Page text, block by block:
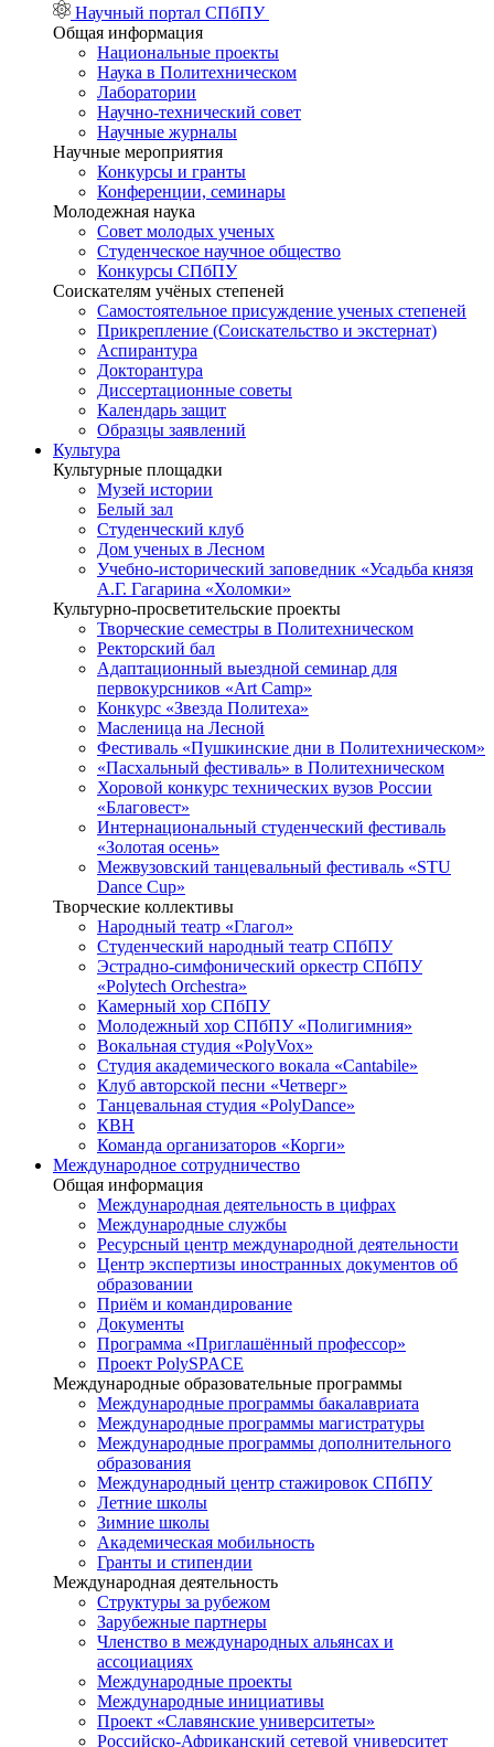
Научный портал СПбПУ
Общая информация
Национальные проекты
Наука в Политехническом
Лаборатории
Научно-технический совет
Научные журналы
Научные мероприятия
Конкурсы и гранты
Конференции, семинары
Молодежная наука
Совет молодых ученых
Студенческое научное общество
Конкурсы СПбПУ
Соискателям учёных степеней
Самостоятельное присуждение ученых степеней
Прикрепление (Соискательство и экстернат)
Аспирантура
Докторантура
Диссертационные советы
Календарь защит
Образцы заявлений
Культура
Культурные площадки
Музей истории
Белый зал
Студенческий клуб
Дом ученых в Лесном
Учебно-исторический заповедник «Усадьба князя
А.Г. Гагарина «Холомки»
Культурно-просветительские проекты
Творческие семестры в Политехническом
Ректорский бал
Адаптационный выездной семинар для
первокурсников «Art Camp»
Конкурс «Звезда Политеха»
Масленица на Лесной
Фестиваль «Пушкинские дни в Политехническом»
«Пасхальный фестиваль» в Политехническом
Хоровой конкурс технических вузов России
«Благовест»
Интернациональный студенческий фестиваль
«Золотая осень»
Межвузовский танцевальный фестиваль «STU
Dance Cup»
Творческие коллективы
Народный театр «Глагол»
Студенческий народный театр СПбПУ
Эстрадно-симфонический оркестр СПбПУ
«Polytech Orchestra»
Камерный хор СПбПУ
Молодежный хор СПбПУ «Полигимния»
Вокальная студия «PolyVox»
Студия академического вокала «Cantabile»
Клуб авторской песни «Четверг»
Танцевальная студия «PolyDance»
КВН
Команда организаторов «Корги»
Международное сотрудничество
Общая информация
Международная деятельность в цифрах
Международные службы
Ресурсный центр международной деятельности
Центр экспертизы иностранных документов об
образовании
Приём и командирование
Документы
Программа «Приглашённый профессор»
Проект PolySPACE
Международные образовательные программы
Международные программы бакалавриата
Международные программы магистратуры
Международные программы дополнительного
образования
Международный центр стажировок СПбПУ
Летние школы
Зимние школы
Академическая мобильность
Гранты и стипендии
Международная деятельность
Структуры за рубежом
Зарубежные партнеры
Членство в международных альянсах и
ассоциациях
Международные проекты
Международные инициативы
Проект «Славянские университеты»
Российско-Африканский сетевой университет